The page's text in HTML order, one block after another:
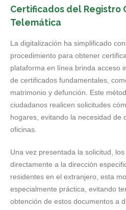
Certificados del Registro
Telemática
La digitalización ha simplificado
procedimiento para obtener
plataforma en línea brinda acceso
de certificados fundamentales,
matrimonio y defunción. Este
ciudadanos realicen solicitudes
hogares, evitando la necesidad de
oficinas.
Una vez presentada la solicitud,
directamente a la dirección
residentes en el extranjero, esta
especialmente práctica, evitando
obtención de estos documentos a